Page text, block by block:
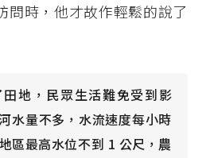
問時，他才故作輕鬆的說了
地，民眾生活難免受到影
水量不多，水流速度每小時
區最高水位不到 1 公尺，農